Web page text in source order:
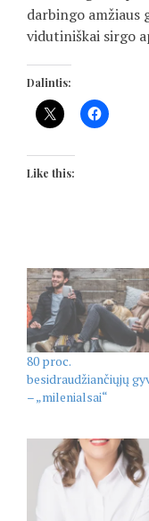
darbingo amžiaus
vidutiniškai sirgo
Dalintis:
Like this:
80 proc.
besidraudžiančiųjų
– „milenialsai“